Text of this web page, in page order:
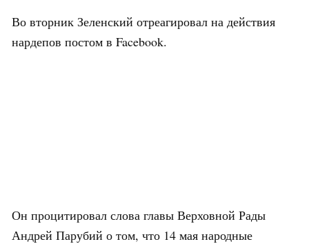
Во вторник Зеленский отреагировал на действия
нардепов постом в Facebook.
Он процитировал слова главы Верховной Рады
Андрей Парубий о том, что 14 мая народные